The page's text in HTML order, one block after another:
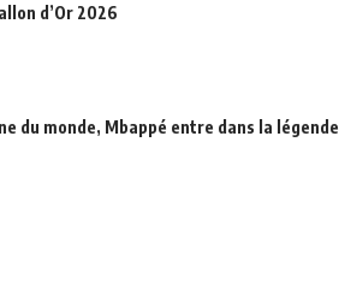
d’Or 2026
du monde, Mbappé entre dans la légende